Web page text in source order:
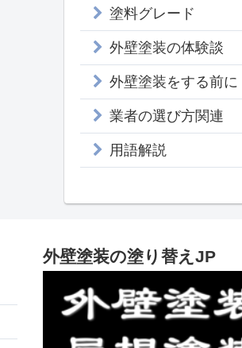
塗料グレード
外壁塗装の体験談
外壁塗装をする前に
業者の選び方関連
用語解説
外壁塗装の塗り替えJP